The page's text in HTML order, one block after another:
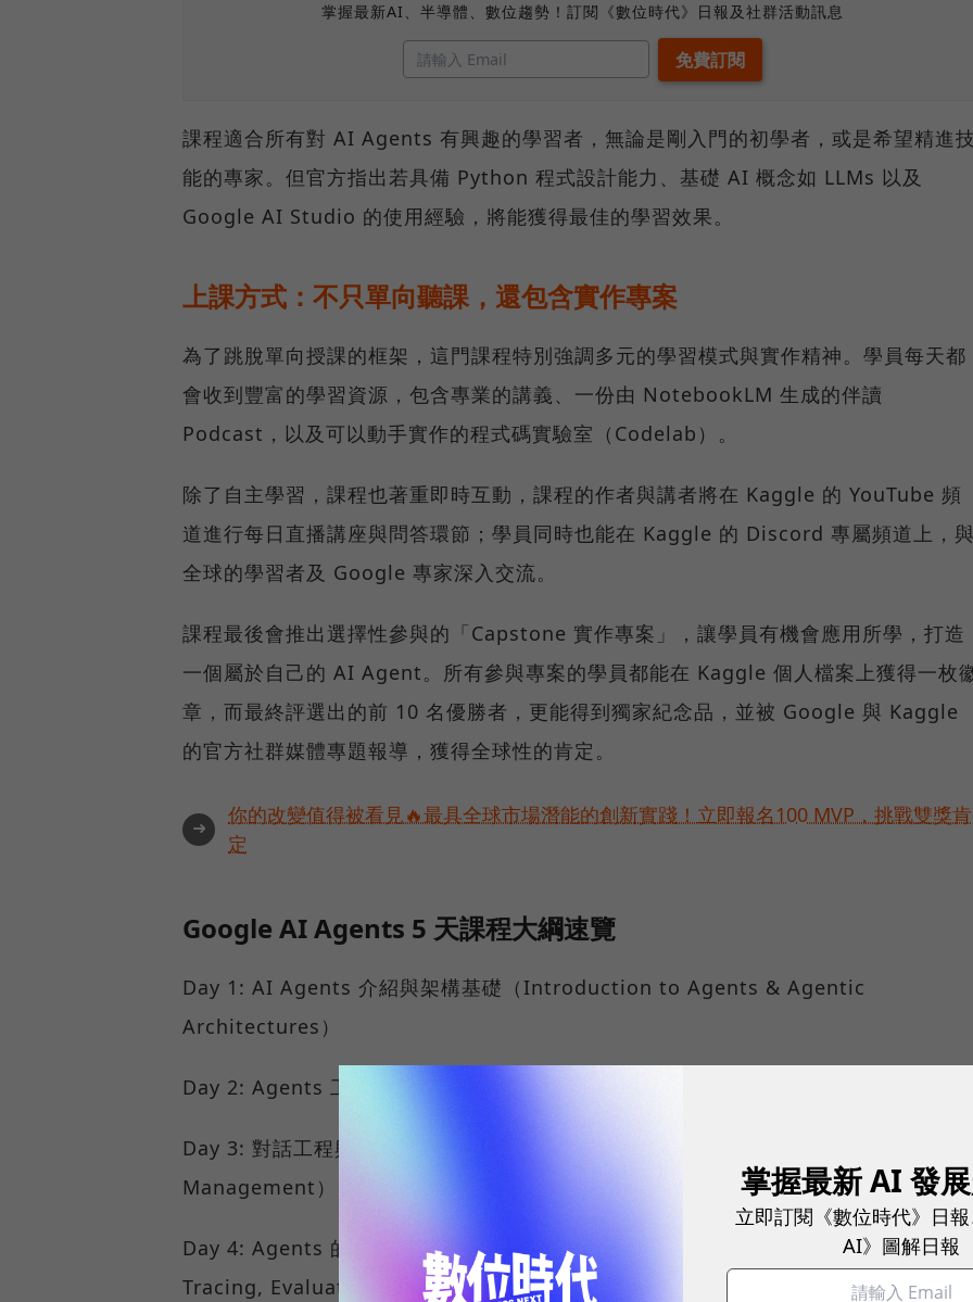
掌握最新AI、半導體、數位趨勢！訂閱《數位時代》日報及社群活動訊息
課程適合所有對 AI Agents 有興趣的學習者，無論是剛入門的初學者，或是希望精進
能的專家。但官方指出若具備 Python 程式設計能力、基礎 AI 概念如 LLMs 以及
Google AI Studio 的使用經驗，將能獲得最佳的學習效果。
上課方式：不只單向聽課，還包含實作專案
為了跳脫單向授課的框架，這門課程特別強調多元的學習模式與實作精神。學員每天都
會收到豐富的學習資源，包含專業的講義、一份由 NotebookLM 生成的伴讀
Podcast，以及可以動手實作的程式碼實驗室（Codelab）。
除了自主學習，課程也著重即時互動，課程的作者與講者將在 Kaggle 的 YouTube 頻
道進行每日直播講座與問答環節；學員同時也能在 Kaggle 的 Discord 專屬頻道上，
全球的學習者及 Google 專家深入交流。
課程最後會推出選擇性參與的「Capstone 實作專案」，讓學員有機會應用所學，打造
一個屬於自己的 AI Agent。所有參與專案的學員都能在 Kaggle 個人檔案上獲得一枚
章，而最終評選出的前 10 名優勝者，更能得到獨家紀念品，並被 Google 與 Kaggle
的官方社群媒體專題報導，獲得全球性的肯定。
➜
你的改變值得被看見🔥最具全球市場潛能的創新實踐！立即報名100 MVP，挑戰雙獎肯
定
Google AI Agents 5 天課程大綱速覽
Day 1: AI Agents 介紹與架構基礎（Introduction to Agents & Agentic
Architectures）
Day 2: Agents 工具使用與互通性（Agent Tools & Interoperability）
Day 3: 對話工程與記憶體管理（Context Engineering: Sessions, Memory
Management）
Day 4: Agents 的品質監控、日誌與評估（Agent Quality: Observability, Logging,
Tracing, Evaluation, Metrics）
掌握最新 AI 發
立即訂閱《數位時代》日
AI》圖解日報